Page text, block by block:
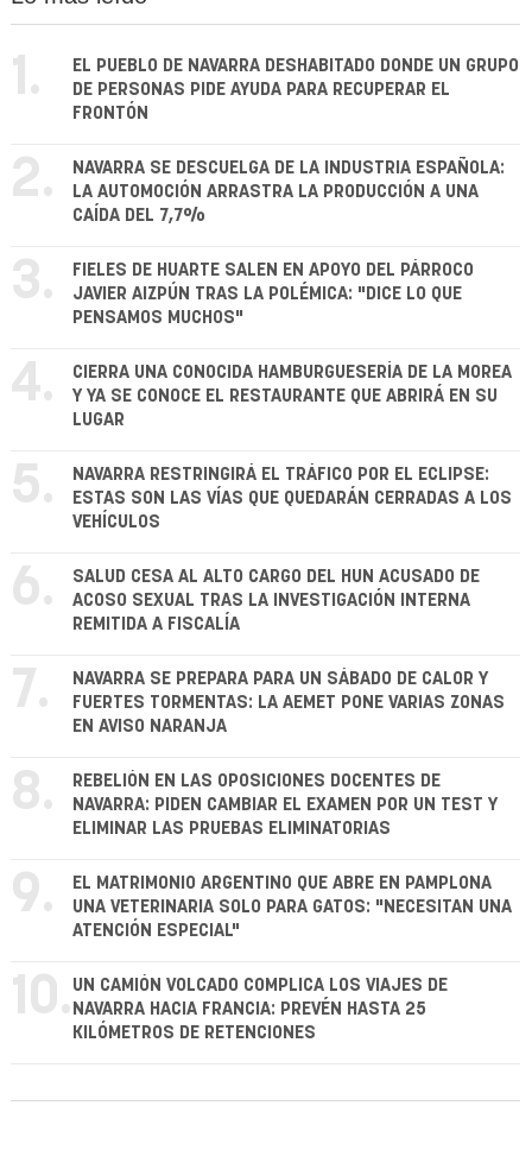
1.
EL PUEBLO DE NAVARRA DESHABITADO DONDE UN GRUPO
DE PERSONAS PIDE AYUDA PARA RECUPERAR EL
FRONTÓN
2.
NAVARRA SE DESCUELGA DE LA INDUSTRIA ESPAÑOLA:
LA AUTOMOCIÓN ARRASTRA LA PRODUCCIÓN A UNA
CAÍDA DEL 7,7%
3.
FIELES DE HUARTE SALEN EN APOYO DEL PÁRROCO
JAVIER AIZPÚN TRAS LA POLÉMICA: "DICE LO QUE
PENSAMOS MUCHOS"
4.
CIERRA UNA CONOCIDA HAMBURGUESERÍA DE LA MOREA
Y YA SE CONOCE EL RESTAURANTE QUE ABRIRÁ EN SU
LUGAR
5.
NAVARRA RESTRINGIRÁ EL TRÁFICO POR EL ECLIPSE:
ESTAS SON LAS VÍAS QUE QUEDARÁN CERRADAS A LOS
VEHÍCULOS
6.
SALUD CESA AL ALTO CARGO DEL HUN ACUSADO DE
ACOSO SEXUAL TRAS LA INVESTIGACIÓN INTERNA
REMITIDA A FISCALÍA
7.
NAVARRA SE PREPARA PARA UN SÁBADO DE CALOR Y
FUERTES TORMENTAS: LA AEMET PONE VARIAS ZONAS
EN AVISO NARANJA
8.
REBELIÓN EN LAS OPOSICIONES DOCENTES DE
NAVARRA: PIDEN CAMBIAR EL EXAMEN POR UN TEST Y
ELIMINAR LAS PRUEBAS ELIMINATORIAS
9.
EL MATRIMONIO ARGENTINO QUE ABRE EN PAMPLONA
UNA VETERINARIA SOLO PARA GATOS: "NECESITAN UNA
ATENCIÓN ESPECIAL"
10. UN CAMIÓN VOLCADO COMPLICA LOS VIAJES DE
NAVARRA HACIA FRANCIA: PREVÉN HASTA 25
KILÓMETROS DE RETENCIONES